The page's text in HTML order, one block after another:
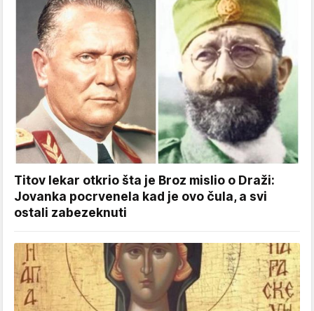
Titov lekar otkrio šta je Broz mislio o Draži:
Jovanka pocrvenela kad je ovo čula, a svi
ostali zabezeknuti